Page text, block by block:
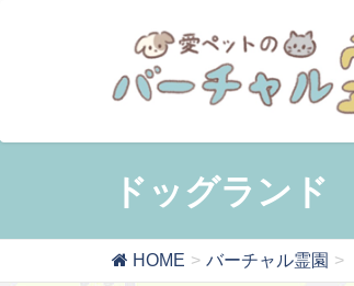
ドッグランド
HOME バーチャル霊園